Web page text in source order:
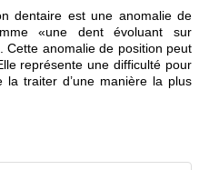
dentaire est une anomalie de
«une dent évoluant sur
Cette anomalie de position peut
représente une difficulté pour
la traiter d’une manière la plus